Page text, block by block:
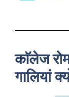
काॅलेज
गालियां